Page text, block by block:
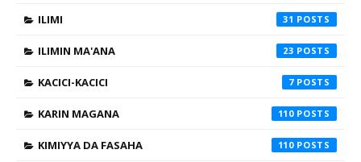
ILIMI 31
ILIMIN MA'ANA 23
KACICI-KACICI 7
KARIN MAGANA 110
KIMIYYA DA FASAHA 110